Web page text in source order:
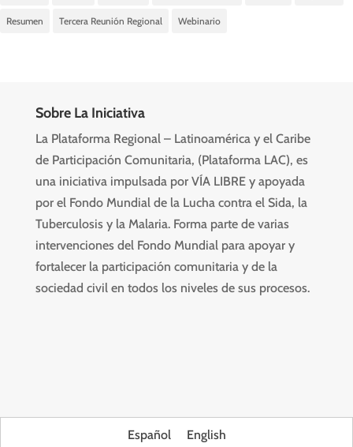
Resumen Tercera Reunión Regional Webinario
Sobre La Iniciativa
La Plataforma Regional – Latinoamérica y el Caribe
de Participación Comunitaria, (Plataforma LAC), es
una iniciativa impulsada por VÍA LIBRE y apoyada
por el Fondo Mundial de la Lucha contra el Sida, la
Tuberculosis y la Malaria. Forma parte de varias
intervenciones del Fondo Mundial para apoyar y
fortalecer la participación comunitaria y de la
sociedad civil en todos los niveles de sus procesos.
Español English